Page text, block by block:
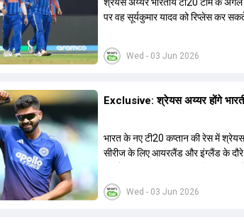
Wed - 03 Jun 2026
पर वह सूर्यकुमार यादव को रिप्लेस कर
Wed - 03 Jun 2026
Exclusive: श्रेयस अय्यर होंगे
भारत के नए टी20 कप्तान की रेस में
सीरीज के लिए आयरलैंड और इंग्लैंड के